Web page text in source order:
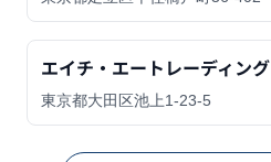
エイチ・エートレーディング
東京都大田区池上1-23-5